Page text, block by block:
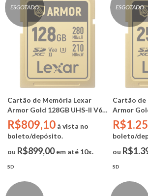
ESGOTADO
Cartão de Memória Lexar
Armor Gold 128GB UHS-II V60
SDXC (AÇO INOX / IP68 /
-25°C a 85°C / 5m Drop Proof /
Pressão de até 370N )
R$809,10 à vista no
boleto/depósito.
ou R$899,00em até 10x.
SD
ESGOTADO
Cartão de
Armor
SDXC
-25°C a
Pressão
boleto/
ou
SD